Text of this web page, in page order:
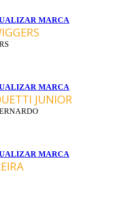
MARCA
MARCA
JUNIOR
MARCA